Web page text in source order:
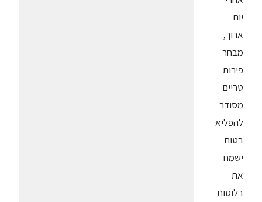
יום
ארוך,
מבחר
פירות
טריים
מסודר
להפליא
בטוח
ישמח
את
בלוטות